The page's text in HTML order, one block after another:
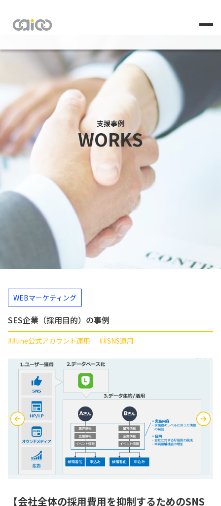
支援事例
WORKS
WEBマーケティング
SES企業（採用目的）の事例
##line公式アカウント運用 ##SNS運用
【会社全体の採用費用を抑制するためのSNS